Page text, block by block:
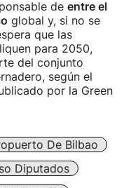
de entre el
global y, si no se
que las
para 2050,
del conjunto
según el
por la Green
De Bilbao
Diputados